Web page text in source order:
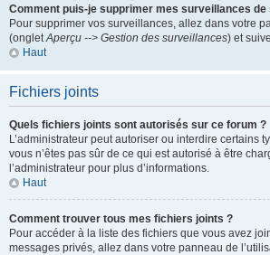
Comment puis-je supprimer mes surveillances de
Pour supprimer vos surveillances, allez dans votre
(ongletAperçu --> Gestion des surveillances) et
Haut
Fichiers joints
Quels fichiers joints sont autorisés sur ce forum ?
L’administrateur peut autoriser ou interdire certains
vous n’êtes pas sûr de ce qui est autorisé à être
l’administrateur pour plus d’informations.
Haut
Comment trouver tous mes fichiers joints ?
Pour accéder à la liste des fichiers que vous avez
messages privés, allez dans votre panneau de